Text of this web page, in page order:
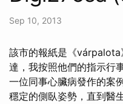
Sep 10, 2013
該市的報紙是《várpalota
達，我按照他們的指示行
一位同事心臟病發作的案
穩定的側臥姿勢，直到醫